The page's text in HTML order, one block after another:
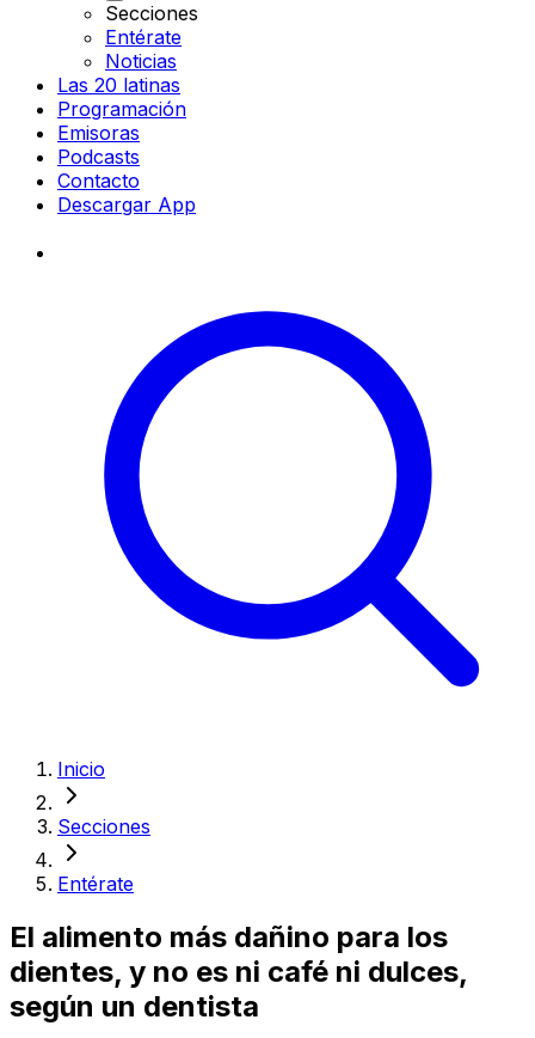
Secciones
Entérate
Noticias
Las 20 latinas
Programación
Emisoras
Podcasts
Contacto
Descargar App
Inicio
Secciones
Entérate
El alimento más dañino para los
dientes, y no es ni café ni dulces,
según un dentista